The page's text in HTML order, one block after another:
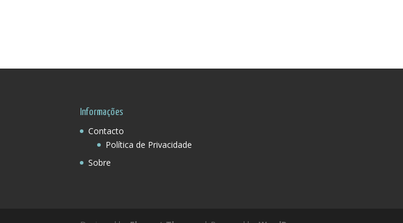
Informações
Contacto
Política de Privacidade
Sobre